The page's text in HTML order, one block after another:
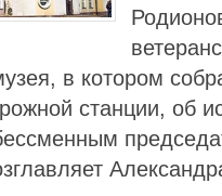
в котором
станции, об